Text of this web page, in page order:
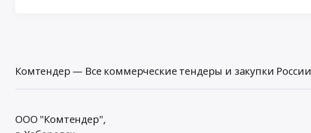
Комтендер — Все коммерческие тендеры и закупки России
ООО "Комтендер",